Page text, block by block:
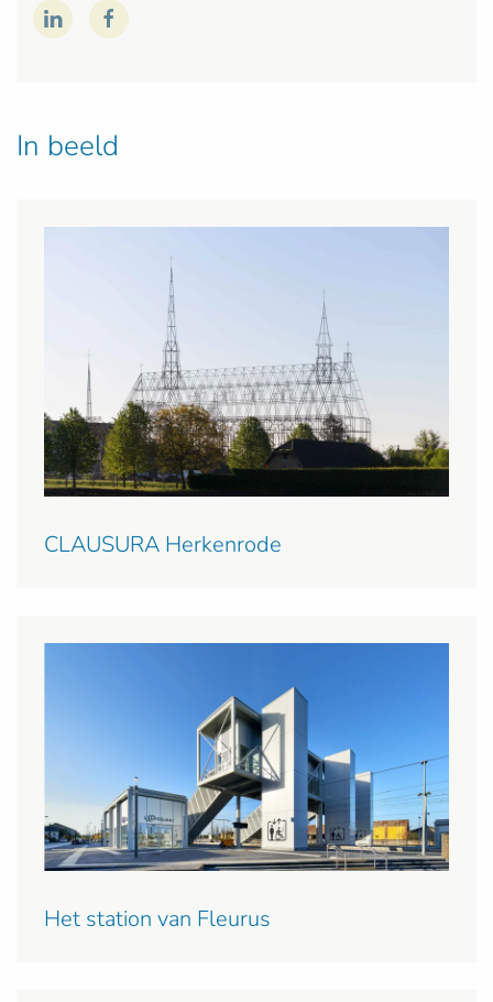
In beeld
CLAUSURA Herkenrode
Het station van Fleurus